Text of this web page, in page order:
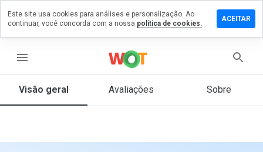
menu
Visão geral Avaliações Sobre
um
que
Este site usa cookies para análises e personalização. Ao
continuar, você concorda com a nossa política de cookies.
ACEITAR